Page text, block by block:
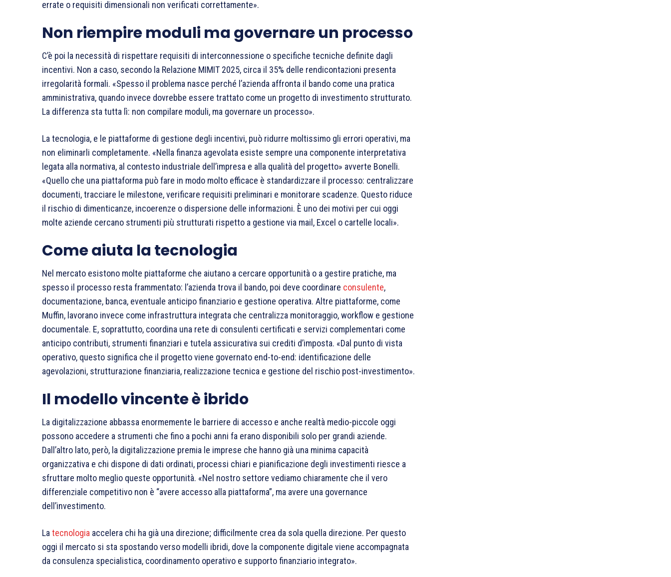
errate o requisiti dimensionali non verificati correttamente».
Non riempire moduli ma governare un processo
C’è poi la necessità di rispettare requisiti di interconnessione o specifiche tecniche definite dagli
incentivi. Non a caso, secondo la Relazione MIMIT 2025, circa il 35% delle rendicontazioni presenta
irregolarità formali. «Spesso il problema nasce perché l’azienda affronta il bando come una pratica
amministrativa, quando invece dovrebbe essere trattato come un progetto di investimento strutturato.
La differenza sta tutta lì: non compilare moduli, ma governare un processo».
La tecnologia, e le piattaforme di gestione degli incentivi, può ridurre moltissimo gli errori operativi, ma
non eliminarli completamente. «Nella finanza agevolata esiste sempre una componente interpretativa
legata alla normativa, al contesto industriale dell’impresa e alla qualità del progetto» avverte Bonelli.
«Quello che una piattaforma può fare in modo molto efficace è standardizzare il processo: centralizzare
documenti, tracciare le milestone, verificare requisiti preliminari e monitorare scadenze. Questo riduce
il rischio di dimenticanze, incoerenze o dispersione delle informazioni. È uno dei motivi per cui oggi
molte aziende cercano strumenti più strutturati rispetto a gestione via mail, Excel o cartelle locali».
Come aiuta la tecnologia
Nel mercato esistono molte piattaforme che aiutano a cercare opportunità o a gestire pratiche, ma
spesso il processo resta frammentato: l’azienda trova il bando, poi deve coordinare consulente,
documentazione, banca, eventuale anticipo finanziario e gestione operativa. Altre piattaforme, come
Muffin, lavorano invece come infrastruttura integrata che centralizza monitoraggio, workflow e gestione
documentale. E, soprattutto, coordina una rete di consulenti certificati e servizi complementari come
anticipo contributi, strumenti finanziari e tutela assicurativa sui crediti d’imposta. «Dal punto di vista
operativo, questo significa che il progetto viene governato end-to-end: identificazione delle
agevolazioni, strutturazione finanziaria, realizzazione tecnica e gestione del rischio post-investimento».
Il modello vincente è ibrido
La digitalizzazione abbassa enormemente le barriere di accesso e anche realtà medio-piccole oggi
possono accedere a strumenti che fino a pochi anni fa erano disponibili solo per grandi aziende.
Dall’altro lato, però, la digitalizzazione premia le imprese che hanno già una minima capacità
organizzativa e chi dispone di dati ordinati, processi chiari e pianificazione degli investimenti riesce a
sfruttare molto meglio queste opportunità. «Nel nostro settore vediamo chiaramente che il vero
differenziale competitivo non è “avere accesso alla piattaforma”, ma avere una governance
dell’investimento.
La tecnologia accelera chi ha già una direzione; difficilmente crea da sola quella direzione. Per questo
oggi il mercato si sta spostando verso modelli ibridi, dove la componente digitale viene accompagnata
da consulenza specialistica, coordinamento operativo e supporto finanziario integrato».